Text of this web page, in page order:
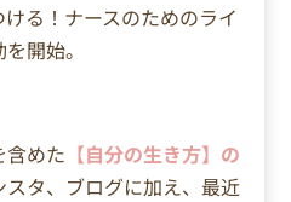
ける！ナースのためのライ
開始。
含めた 【自分の生き方】の
スタ、ブログに加え、最近